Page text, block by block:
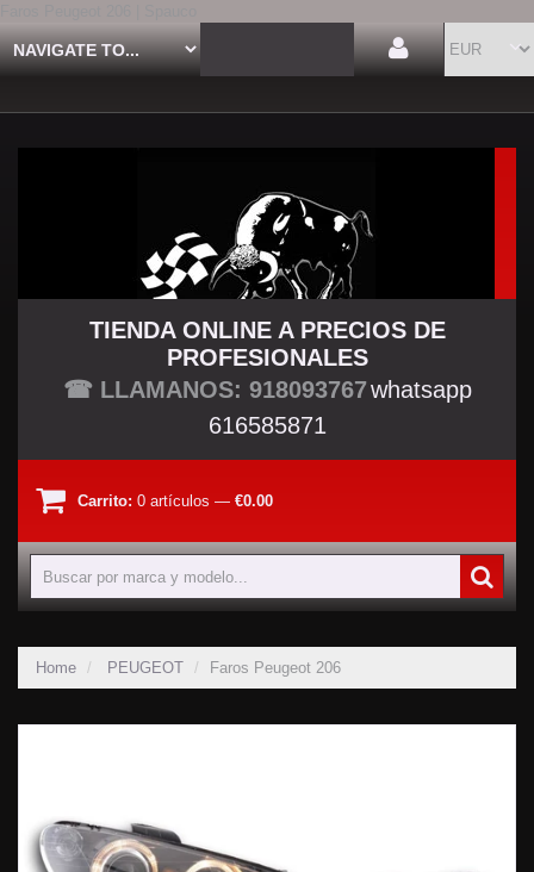
TU TIENDA TUNING
TIENDA ONLINE A PRECIOS DE
PROFESIONALES
☎ LLAMANOS: 918093767whatsapp
616585871
Carrito: 0 artículos — €0.00
Home PEUGEOT Faros Peugeot 206